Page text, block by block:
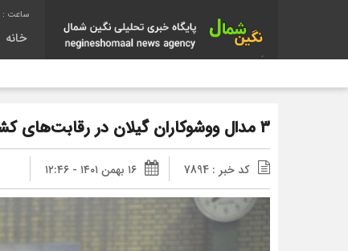
خانه
۳ مدال ووشوکاران گیلان در رقابت‌های کشوری
کد خبر : 7894 ۱۶ بهمن ۱۴۰۱ - ۱۲:۴۶